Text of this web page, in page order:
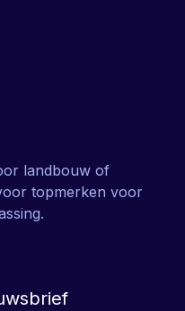
landbouw of
topmerken voor